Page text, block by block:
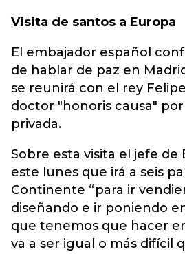
Visita de santos a Europa
El embajador español
de hablar de paz en
se reunirá con el rey
doctor "honoris causa"
privada.
Sobre esta visita el jefe de
este lunes que irá a seis
Continente “para ir
diseñando e ir poniendo
que tenemos que hacer
va a ser igual o más difícil